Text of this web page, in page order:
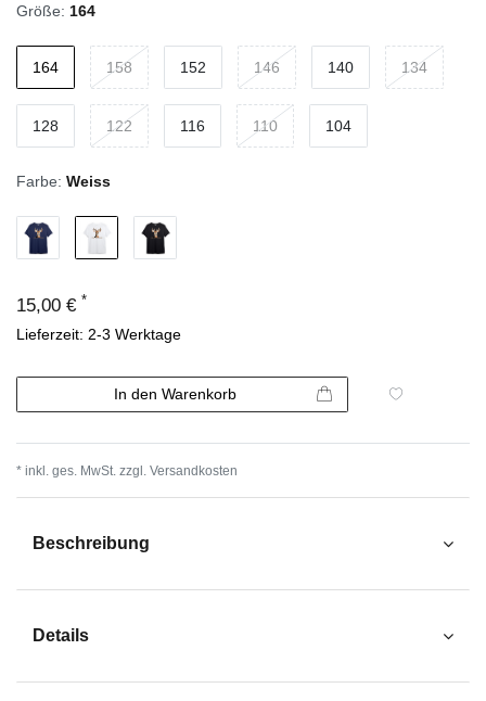
Größe: 164
164 158 152 146 140 134
128 122 116 110 104
Farbe: Weiss
15,00 € *
Lieferzeit: 2-3 Werktage
In den Warenkorb
* inkl. ges. MwSt. zzgl. Versandkosten
Beschreibung
Details